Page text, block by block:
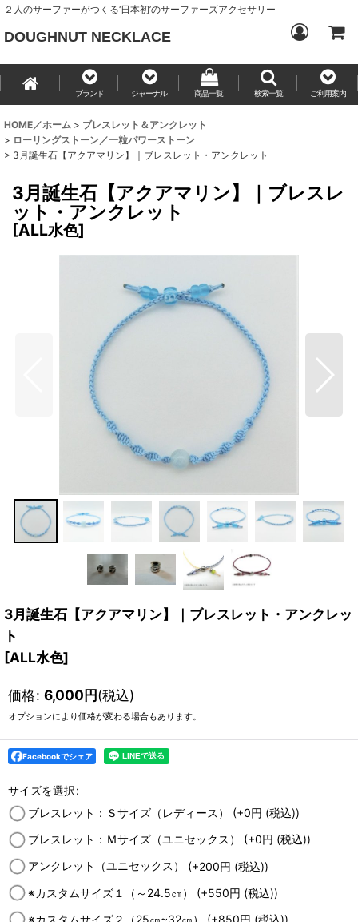
２人のサーファーがつくる‘日本初’のサーファーズアクセサリー
DOUGHNUT NECKLACE
ブランド ジャーナル 商品一覧 検索一覧 ご利用案内
HOME／ホーム > ブレスレット＆アンクレット
> ローリングストーン／一粒パワーストーン
> 3月誕生石【アクアマリン】｜ブレスレット・アンクレット
3月誕生石【アクアマリン】｜ブレスレ
ット・アンクレット
[ALL水色]
3月誕生石【アクアマリン】｜ブレスレット・アンクレッ
ト
[ALL水色]
価格: 6,000円(税込)
オプションにより価格が変わる場合もあります。
Facebookでシェア
サイズを選択:
ブレスレット：Ｓサイズ（レディース） (+0円 (税込))
ブレスレット：Ｍサイズ（ユニセックス） (+0円 (税込))
アンクレット（ユニセックス） (+200円 (税込))
※カスタムサイズ１（～24.5㎝） (+550円 (税込))
※カスタムサイズ２（25㎝~32㎝） (+850円 (税込))